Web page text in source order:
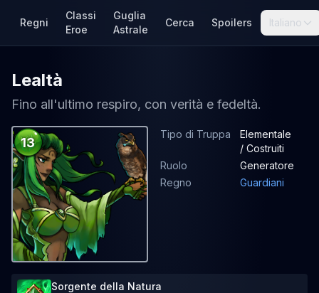
Regni
Classi
Eroe
Guglia
Astrale
Cerca Spoilers Italiano
Lealtà
Fino all'ultimo respiro, con verità e fedeltà.
13
Tipo di Truppa
Elementale
/ Costruiti
Ruolo
Generatore
Regno
Guardiani
Sorgente della Natura